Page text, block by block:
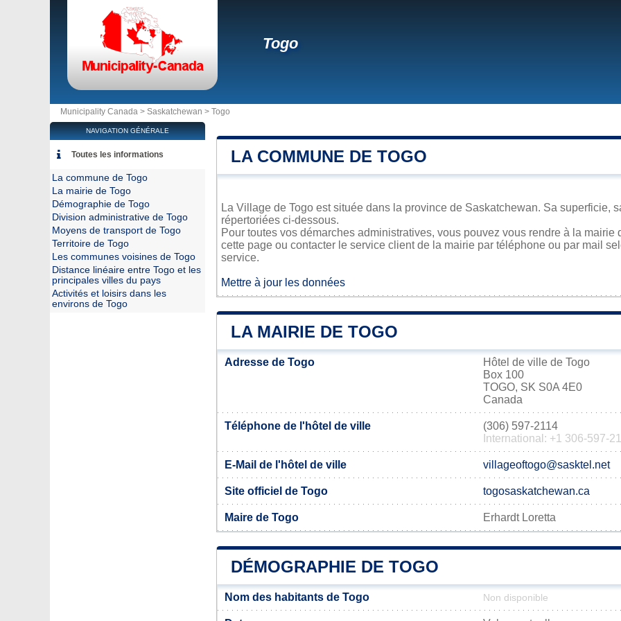
Togo
Municipality Canada > Saskatchewan > Togo
LA COMMUNE DE TOGO
La Village de Togo est située dans la province de Saskatchewan. Sa superficie,
répertoriées ci-dessous.
Pour toutes vos démarches administratives, vous pouvez vous rendre à la
cette page ou contacter le service client de la mairie par téléphone ou par mail
service.
Mettre à jour les données
LA MAIRIE DE TOGO
Adresse de Togo
Hôtel de ville de Togo
Box 100
TOGO, SK S0A 4E0
Canada
Téléphone de l'hôtel de ville
(306) 597-2114
International: +1 306-597-
E-Mail de l'hôtel de ville villageoftogo@sasktel.net
Site officiel de Togo togosaskatchewan.ca
Maire de Togo Erhardt Loretta
DÉMOGRAPHIE DE TOGO
Nom des habitants de Togo Non disponible
NAVIGATION GÉNÉRALE
Toutes les informations
La commune de Togo
La mairie de Togo
Démographie de Togo
Division administrative de Togo
Moyens de transport de Togo
Territoire de Togo
Les communes voisines de Togo
Distance linéaire entre Togo et les
principales villes du pays
Activités et loisirs dans les
environs de Togo